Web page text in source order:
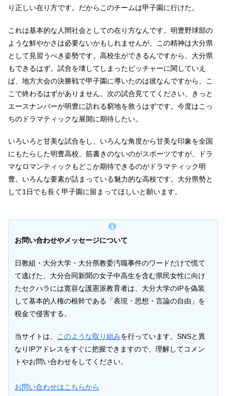
り正しい在り方です。だからこのチームは甲子園に行けた。
これは基本的な人間社会としての在り方なんです。明豊野球部の
ような鮮やかさは必要ないかもしれませんが、この精神は大分県
として見習うべき姿勢です。高校生ができるんですから、大分県
もできるはず。試合を壊してしまったピッチャーに関していえ
ば、地方大会の決勝戦で甲子園に導いたのは彼なんですから、こ
こで終わるはずがありません。次の試合見ててください。きっと
エースナンバーが明豊に訪れる窮地を救うはずです。今度はこっ
ちのドラマティックな展開に期待したい。
いろいろと甘美な試合をし、いろんな角度から甘美な印象を全国
にもたらした明豊高校。筋書きのないのがスポーツですが、ドラ
マなロマンティックもどこか期待できるのがドラマティック明
豊。いろんな要素が詰まっている魅力的な高校です。大分県勢と
して1日でも長く甲子園に留まってほしいと願います。
お問い合わせやメッセージについて
日教組・大分大学・大分県教委汚職事件のワードだけで慌て
て逃げた、大分合同新聞の女子中高生を含む県民女性に向け
たセクハラには寛容な護憲派教育者は、大分大学のIPを偽装
して基本的人権の根幹である「表現・思想・言論の自由」を
税金で侵害する。
当サイトは、 このような取り組みを行っています。SNSと異
なりIPアドレスをすぐに把握できますので、理解してコメン
トやお問い合わせをしてください。
お問い合わせはこちらから